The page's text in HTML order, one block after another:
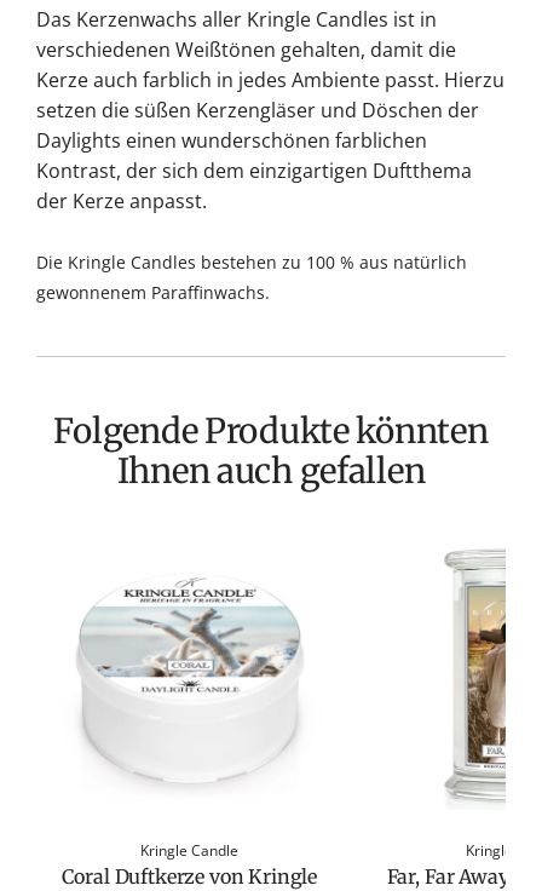
Das Kerzenwachs aller Kringle Candles ist in
verschiedenen Weißtönen gehalten, damit die
Kerze auch farblich in jedes Ambiente passt. Hierzu
setzen die süßen Kerzengläser und Döschen der
Daylights einen wunderschönen farblichen
Kontrast, der sich dem einzigartigen Duftthema
der Kerze anpasst.
Die Kringle Candles bestehen zu 100 % aus natürlich
gewonnenem Paraffinwachs.
Folgende Produkte könnten
Ihnen auch gefallen
Kringle Candle
Coral Duftkerze von Kringle
Kringle
Far, Far Away